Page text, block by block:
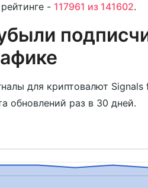
- 117961 из 141602.
для криптовалют
обновлений раз в 30 дней.